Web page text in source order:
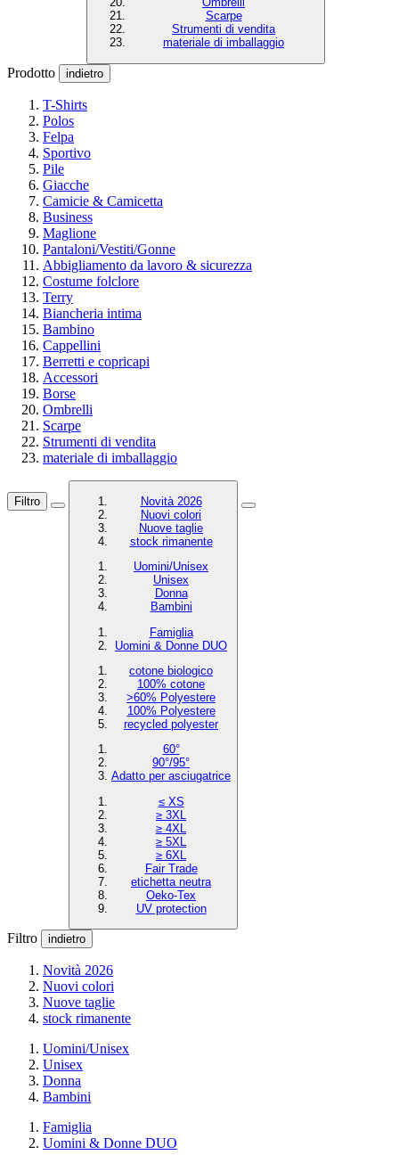
Scarpe
Strumenti di vendita
materiale di imballaggio
Prodotto indietro
T-Shirts
Polos
Felpa
Sportivo
Pile
Giacche
Camicie & Camicetta
Business
Maglione
Pantaloni/Vestiti/Gonne
Abbigliamento da lavoro & sicurezza
Costume folclore
Terry
Biancheria intima
Bambino
Cappellini
Berretti e copricapi
Accessori
Borse
Ombrelli
Scarpe
Strumenti di vendita
materiale di imballaggio
Filtro
Novità 2026
Nuovi colori
Nuove taglie
stock rimanente
Uomini/Unisex
Unisex
Donna
Bambini
Famiglia
Uomini & Donne DUO
cotone biologico
100% cotone
>60% Polyestere
100% Polyestere
recycled polyester
60°
90°/95°
Adatto per asciugatrice
≤ XS
≥ 3XL
≥ 4XL
≥ 5XL
≥ 6XL
Fair Trade
etichetta neutra
Oeko-Tex
UV protection
Filtro indietro
Novità 2026
Nuovi colori
Nuove taglie
stock rimanente
Uomini/Unisex
Unisex
Donna
Bambini
Famiglia
Uomini & Donne DUO